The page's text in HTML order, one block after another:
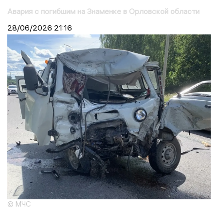
Авария с погибшим на Знаменке в Орловской области
28/06/2026 21:16
© МЧС